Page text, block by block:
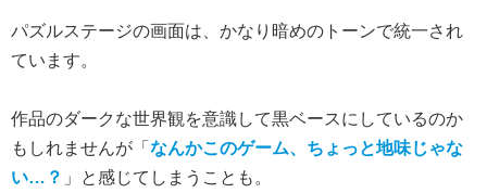
パズルステージの画面は、かなり暗めのトーンで統一され
ています。
作品のダークな世界観を意識して黒ベースにしているのか
もしれませんが「 なんかこのゲーム、ちょっと地味じゃな
い…？ 」と感じてしまうことも。